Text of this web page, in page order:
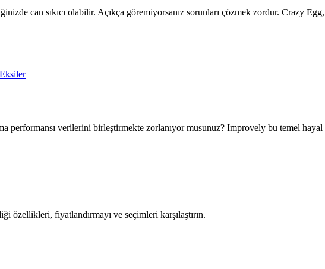
can sıkıcı olabilir. Açıkça göremiyorsanız sorunları çözmek zordur. Crazy Egg,
performansı verilerini birleştirmekte zorlanıyor musunuz? Improvely bu temel hayal
özellikleri, fiyatlandırmayı ve seçimleri karşılaştırın.